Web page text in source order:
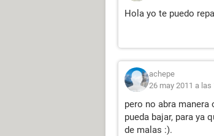
Hola yo te puedo
achepe
26 may 2011 a las
pero no abra
pueda bajar, para ya
de malas :).